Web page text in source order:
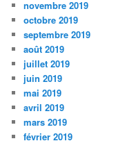
novembre 2019
octobre 2019
septembre 2019
août 2019
juillet 2019
juin 2019
mai 2019
avril 2019
mars 2019
février 2019